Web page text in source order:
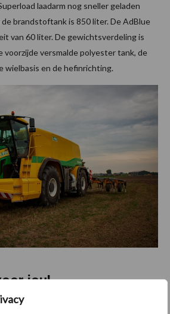
laadarm nog sneller geladen
brandstoftank is 850 liter. De AdBlue
van 60 liter. De gewichtsverdeling is
voorzijde versmalde polyester tank, de
wielbasis en de hefinrichting.
jou!